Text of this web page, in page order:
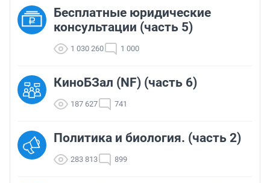
Бесплатные юридические
консультации (часть 5)
1 030 260 1 000
КиноБЗал (NF) (часть 6)
187 627 741
Политика и биология. (часть 2)
283 813 899